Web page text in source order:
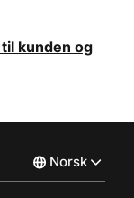
kunden og
Norsk